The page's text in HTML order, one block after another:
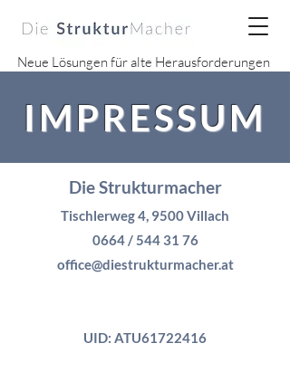
Neue Lösungen für alte Herausforderungen
IMPRESSUM
Die Strukturmacher
Tischlerweg 4, 9500 Villach
0664 /544 31 76
office@diestrukturmacher.at
UID: ATU61722416